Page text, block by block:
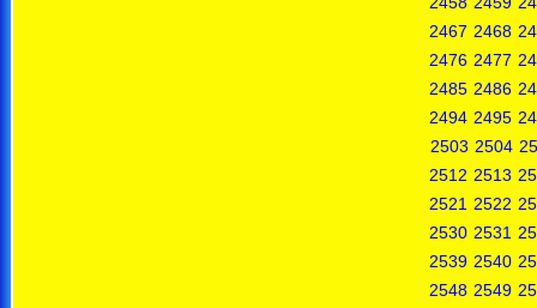
2467 2468
2476 2477
2485 2486
2494 2495
2503 2504
2512 2513
2521 2522
2530 2531
2539 2540
2548 2549